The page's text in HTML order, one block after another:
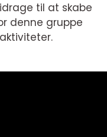
til at skabe
denne gruppe